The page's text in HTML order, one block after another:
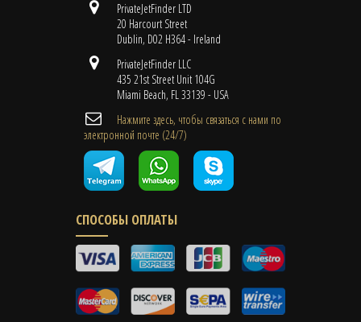
PrivateJetFinder LTD
20 Harcourt Street
Dublin, D02 H364 - Ireland
PrivateJetFinder LLC
435 21st Street Unit 104G
Miami Beach, FL 33139 - USA
Нажмите здесь, чтобы связаться с нами по
электронной почте (24/7)
СПОСОБЫ ОПЛАТЫ